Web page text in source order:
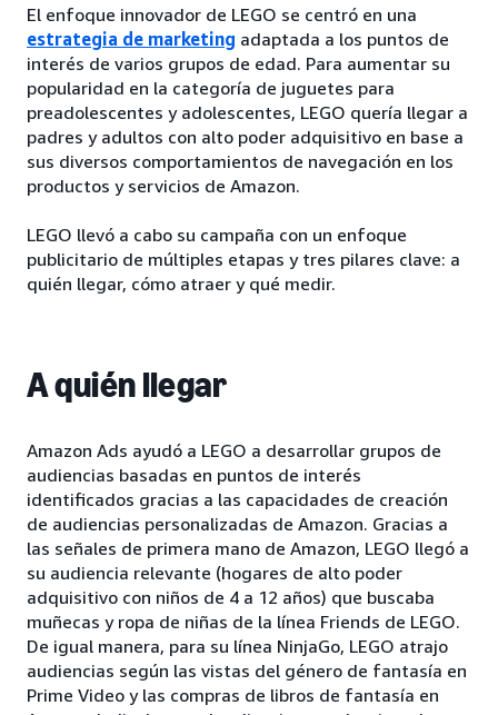
El enfoque innovador de LEGO se centró en una
estrategia de marketing adaptada a los puntos de
interés de varios grupos de edad. Para aumentar su
popularidad en la categoría de juguetes para
preadolescentes y adolescentes, LEGO quería llegar a
padres y adultos con alto poder adquisitivo en base a
sus diversos comportamientos de navegación en los
productos y servicios de Amazon.
LEGO llevó a cabo su campaña con un enfoque
publicitario de múltiples etapas y tres pilares clave: a
quién llegar, cómo atraer y qué medir.
A quién llegar
Amazon Ads ayudó a LEGO a desarrollar grupos de
audiencias basadas en puntos de interés
identificados gracias a las capacidades de creación
de audiencias personalizadas de Amazon. Gracias a
las señales de primera mano de Amazon, LEGO llegó a
su audiencia relevante (hogares de alto poder
adquisitivo con niños de 4 a 12 años) que buscaba
muñecas y ropa de niñas de la línea Friends de LEGO.
De igual manera, para su línea NinjaGo, LEGO atrajo
audiencias según las vistas del género de fantasía en
Prime Video y las compras de libros de fantasía en